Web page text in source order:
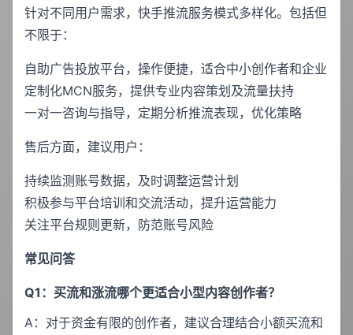
针对不同用户需求，快手推流服务模式多样化。包括但
不限于：
自助广告投放平台，操作便捷，适合中小创作者和企业
定制化MCN服务，提供专业内容策划及流量扶持
一对一咨询与指导，定期分析推流表现，优化策略
售后方面，建议用户：
持续监测账号数据，及时调整运营计划
积极参与平台培训和交流活动，提升运营能力
关注平台规则更新，防范账号风险
常见问答
Q1：买流和涨流哪个更适合小型内容创作者？
A：对于资金有限的创作者，建议合理结合小额买流和